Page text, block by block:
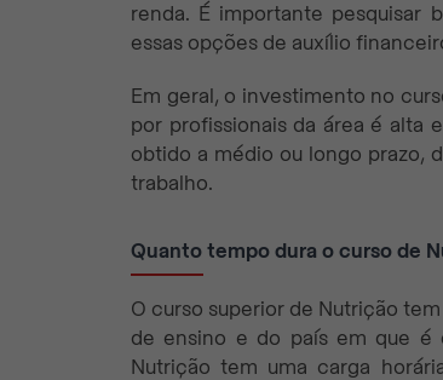
renda. É importante pesquisar
essas opções de auxílio
Em geral, o investimento no
por profissionais da área é alta
obtido a médio ou longo prazo,
trabalho.
Quanto tempo dura o curso de
O curso superior de Nutrição
de ensino e do país em que é
Nutrição tem uma carga